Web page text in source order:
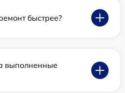
быстрее?
выполненные